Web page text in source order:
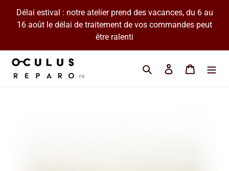
contenu
Délai estival : notre atelier prend des vacances, du 6 au
16 août le délai de traitement de vos commandes peut
être ralenti
Cherchez une
Se connecter
Panier